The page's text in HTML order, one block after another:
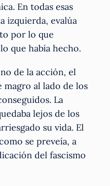
En todas esas
izquierda, evalúa
por lo que
que había hecho.
de la acción, el
magro al lado de los
La
lejos de los
su vida. El
se preveía, a
del fascismo